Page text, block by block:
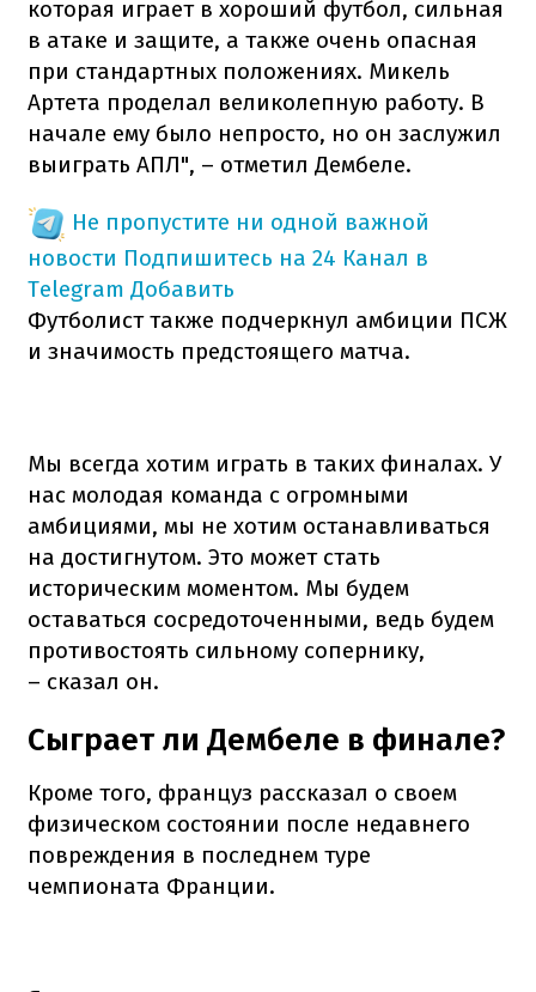
которая играет в хороший футбол, сильная
в атаке и защите, а также очень опасная
при стандартных положениях. Микель
Артета проделал великолепную работу. В
начале ему было непросто, но он заслужил
выиграть АПЛ", – отметил Дембеле.
Не пропустите ни одной важной
новости Подпишитесь на 24 Канал в
Telegram Добавить
Футболист также подчеркнул амбиции ПСЖ
и значимость предстоящего матча.
Мы всегда хотим играть в таких финалах. У
нас молодая команда с огромными
амбициями, мы не хотим останавливаться
на достигнутом. Это может стать
историческим моментом. Мы будем
оставаться сосредоточенными, ведь будем
противостоять сильному сопернику,
– сказал он.
Сыграет ли Дембеле в финале?
Кроме того, француз рассказал о своем
физическом состоянии после недавнего
повреждения в последнем туре
чемпионата Франции.